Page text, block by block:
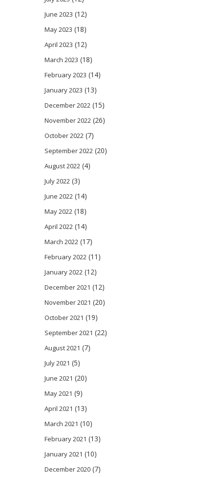
June 2023 (12)
May 2023 (18)
April 2023 (12)
March 2023 (18)
February 2023 (14)
January 2023 (13)
December 2022 (15)
November 2022 (26)
October 2022 (7)
September 2022 (20)
August 2022 (4)
July 2022 (3)
June 2022 (14)
May 2022 (18)
April 2022 (14)
March 2022 (17)
February 2022 (11)
January 2022 (12)
December 2021 (12)
November 2021 (20)
October 2021 (19)
September 2021 (22)
August 2021 (7)
July 2021 (5)
June 2021 (20)
May 2021 (9)
April 2021 (13)
March 2021 (10)
February 2021 (13)
January 2021 (10)
December 2020 (7)